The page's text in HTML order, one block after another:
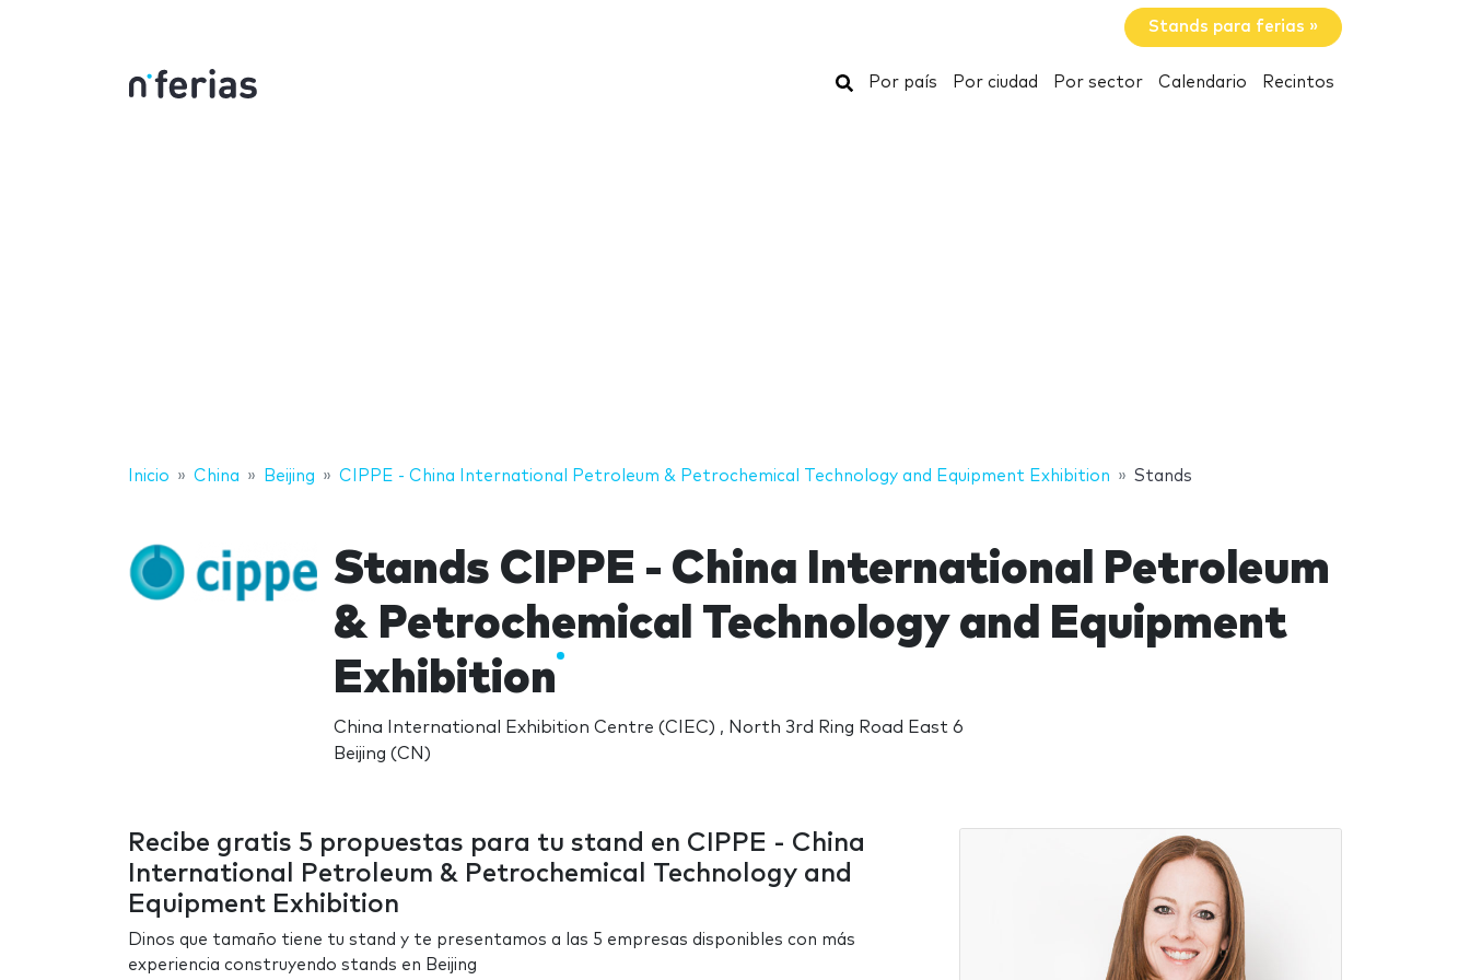
Stands para ferias »
Buscar
Por país Por ciudad Por sector Calendario Recintos
Inicio China Beijing CIPPE - China International Petroleum & Petrochemical Technology and Equipment Exhibition Stands
Stands CIPPE - China International Petroleum
& Petrochemical Technology and Equipment
Exhibition
China International Exhibition Centre (CIEC) , North 3rd Ring Road East 6
Beijing (CN)
Recibe gratis 5 propuestas para tu stand en CIPPE - China
International Petroleum & Petrochemical Technology and
Equipment Exhibition
Dinos que tamaño tiene tu stand y te presentamos a las 5 empresas disponibles con más
experiencia construyendo stands en Beijing